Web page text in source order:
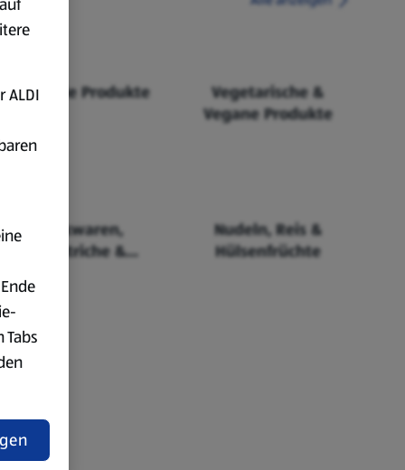
Fairtrade Produkte
Vegetarische &
Vegane Produkte
Backwaren,
Aufstriche &
Nudeln, Reis &
Hülsenfrüchte
ALDI